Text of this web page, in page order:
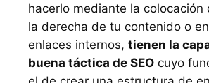
hacerlo mediante la colocación
la derecha de tu contenido o
enlaces internos, tienen la
buena táctica de SEO cuyo